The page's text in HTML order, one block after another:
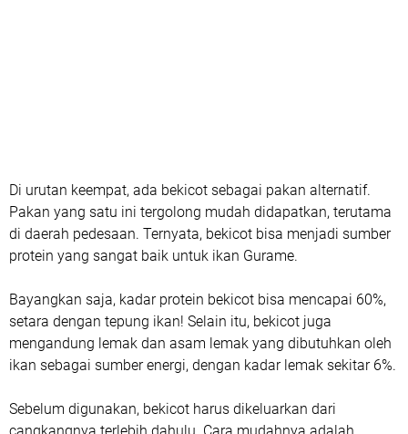
Di urutan keempat, ada bekicot sebagai pakan alternatif.
Pakan yang satu ini tergolong mudah didapatkan, terutama
di daerah pedesaan. Ternyata, bekicot bisa menjadi sumber
protein yang sangat baik untuk ikan Gurame.
Bayangkan saja, kadar protein bekicot bisa mencapai 60%,
setara dengan tepung ikan! Selain itu, bekicot juga
mengandung lemak dan asam lemak yang dibutuhkan oleh
ikan sebagai sumber energi, dengan kadar lemak sekitar 6%.
Sebelum digunakan, bekicot harus dikeluarkan dari